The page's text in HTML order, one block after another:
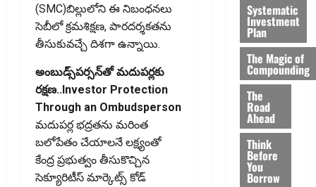
(SMC)బిల్లులోని ఈ నిబంధనలు
సెబీలో క్రమశిక్షణ, పారదర్శకతను
తీసుకువచ్చే దిశగా ఉన్నాయి.
అంబుడ్స్‌పర్సన్‌తో మదుపర్లకు
రక్షణ..Investor Protection
Through an Ombudsperson
మదుపర్ల భద్రతను మరింత
బలోపేతం చేయాలనే లక్ష్యంతో
కేంద్ర ప్రభుత్వం తీసుకొచ్చిన
సెక్యూరిటీస్‌ మార్కెట్స్‌ కోడ్‌
Systematic
Investment
Plan
The Magic of
Compounding
The
Road
Ahead
Think
Before
You
Borrow